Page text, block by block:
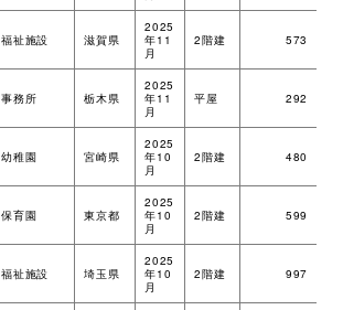
モッケン便り
イベントレポート一覧
福祉施設 滋賀県
2025
年11
月
2階建 573
事務所 栃木県
2025
年11
月
平屋 292
幼稚園 宮崎県
2025
年10
月
2階建 480
保育園 東京都
2025
年10
月
2階建 599
福祉施設 埼玉県
2025
年10
月
2階建 997